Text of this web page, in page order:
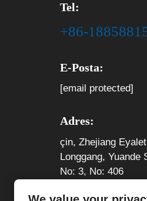
Tel:
+86-
E-Posta:
[email protected]
Adres:
çin, Zhejiang
Longgang, Yuande
No: 3, No: 406